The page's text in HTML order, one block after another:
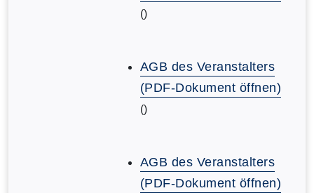
()
AGB des Veranstalters
(PDF-Dokument öffnen)
()
AGB des Veranstalters
(PDF-Dokument öffnen)